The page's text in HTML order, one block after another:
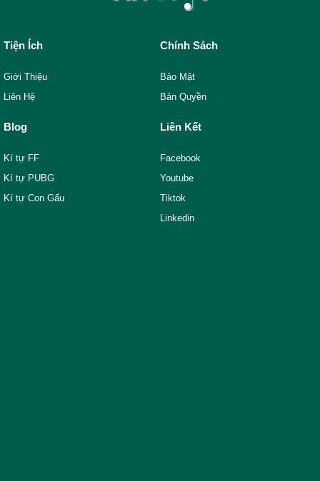
Tiện Ích
Giới Thiệu
Liên Hệ
Chính Sách
Bảo Mật
Bản Quyền
Blog
Kí tự FF
Kí tự PUBG
Kí tự Con Gấu
Liên Kết
Facebook
Youtube
Tiktok
Linkedin